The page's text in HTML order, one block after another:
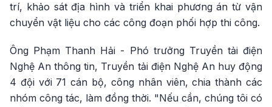
trí, khảo sát địa hình và triển khai phương án từ vận
chuyển vật liệu cho các công đoạn phối hợp thi công.
Ông Phạm Thanh Hải - Phó trưởng Truyền tải điện
Nghệ An thông tin, Truyền tải điện Nghệ An huy động
4 đội với 71 cán bộ, công nhân viên, chia thành các
nhóm công tác, làm đồng thời. "Nếu cần, chúng tôi có